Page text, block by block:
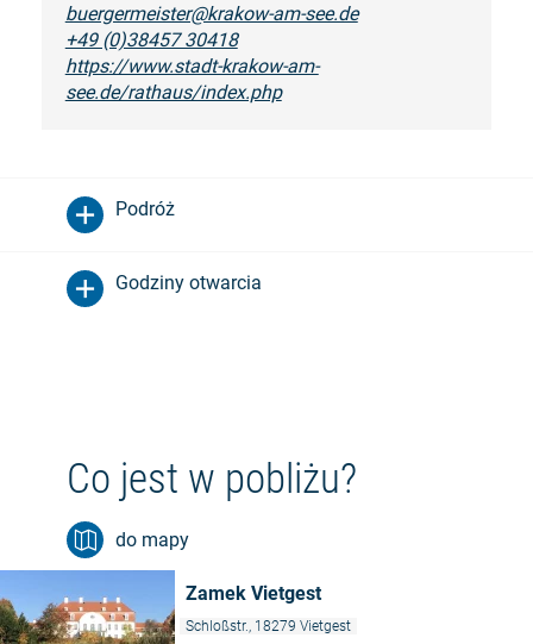
buergermeister@krakow-am-see.de
+49 (0)38457 30418
https://www.stadt-krakow-am-
see.de/rathaus/index.php
Podróż
Godziny otwarcia
Co jest w pobliżu?
do mapy
Zamek Vietgest
Schloßstr., 18279 Vietgest